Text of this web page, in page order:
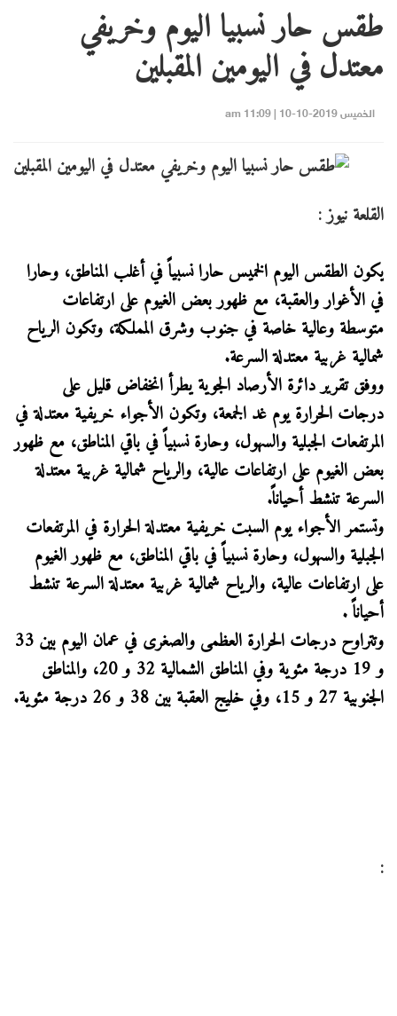
طقس حار نسبيا اليوم وخريفي
معتدل في اليومين المقبلين
الخميس 2019-10-10 | 11:09 am
القلعة نيوز :
يكون الطقس اليوم الخميس حارا نسبياً في أغلب المناطق، وحارا
في الأغوار والعقبة، مع ظهور بعض الغيوم على ارتفاعات
متوسطة وعالية خاصة في جنوب وشرق المملكة، وتكون الرياح
شمالية غربية معتدلة السرعة.
ووفق تقرير دائرة الأرصاد الجوية يطرأ انخفاض قليل على
درجات الحرارة يوم غد الجمعة، وتكون الأجواء خريفية معتدلة في
المرتفعات الجبلية والسهول، وحارة نسبياً في باقي المناطق، مع ظهور
بعض الغيوم على ارتفاعات عالية، والرياح شمالية غربية معتدلة
السرعة تنشط أحياناً.
وتستمر الأجواء يوم السبت خريفية معتدلة الحرارة في المرتفعات
الجبلية والسهول، وحارة نسبياً في باقي المناطق، مع ظهور الغيوم
على ارتفاعات عالية، والرياح شمالية غربية معتدلة السرعة تنشط
أحياناً .
وتتراوح درجات الحرارة العظمى والصغرى في عمان اليوم بين 33
و 19 درجة مئوية وفي المناطق الشمالية 32 و 20، والمناطق
الجنوبية 27 و 15، وفي خليج العقبة بين 38 و 26 درجة مئوية.
: